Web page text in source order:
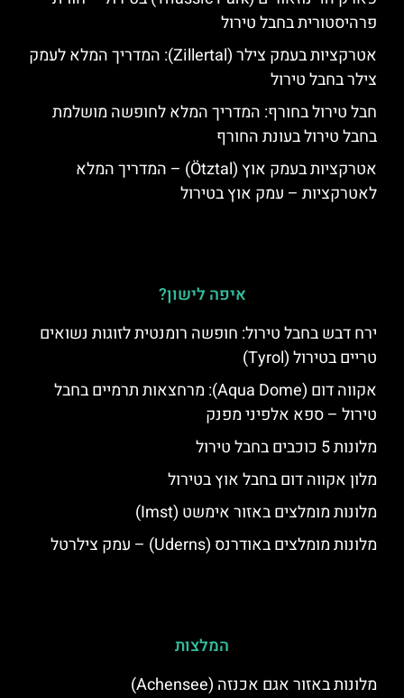
פרהיסטורית בחבל טירול
אטרקציות בעמק צילר (Zillertal): המדריך המלא לעמק
צילר בחבל טירול
חבל טירול בחורף: המדריך המלא לחופשה מושלמת
בחבל טירול בעונת החורף
אטרקציות בעמק אוץ (Ötztal) – המדריך המלא
לאטרקציות – עמק אוץ בטירול
איפה לישון?
ירח דבש בחבל טירול: חופשה רומנטית לזוגות נשואים
טריים בטירול (Tyrol)
אקווה דום (Aqua Dome): מרחצאות תרמיים בחבל
טירול – ספא אלפיני מפנק
מלונות 5 כוכבים בחבל טירול
מלון אקווה דום בחבל אוץ בטירול
מלונות מומלצים באזור אימשט (Imst)
מלונות מומלצים באודרנס (Uderns) – עמק צילרטל
המלצות
מלונות באזור אגם אכנזה (Achensee)